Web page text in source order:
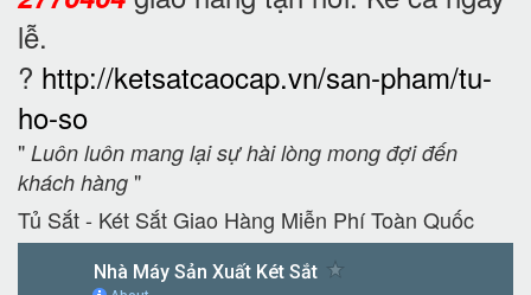
lễ.
? http://ketsatcaocap.vn/san-pham/tu-
ho-so
" Luôn luôn mang lại sự hài lòng mong đợi đến
khách hàng "
Tủ Sắt - Két Sắt Giao Hàng Miễn Phí Toàn Quốc